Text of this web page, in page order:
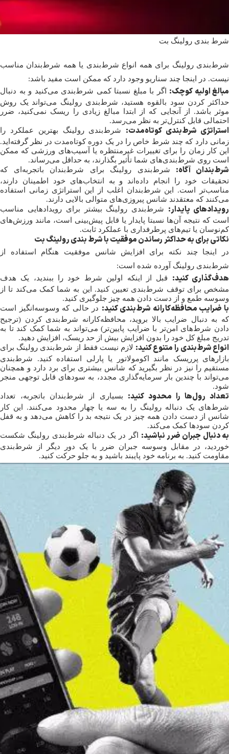
شرط بندی رولینگ بت
شرط‌بندی رولینگ برای همه انواع شرط‌بندی یا همه شرط‌بندان مناسب
نیست. در اینجا چند سناریو وجود دارد که ممکن است مفید باشد:
مبالغ اولیه کوچک: اگر با مبلغ نسبتا کمی شرط‌بندی می‌کنید و به دنبال
حداکثر کردن سود بالقوه هستید، شرط‌بندی رولینگ می‌تواند یک روش
موثر باشد. از آنجایی که از ابتدا مبالغ زیادی را ریسک نمی‌کنید، ضرر
احتمالی قابل کنترل‌تر به نظر می‌رسد.
استراتژی شرط‌بندی کوتاه‌مدت: شرط‌بندی رولینگ بهترین عملکرد را
زمانی دارد که چند شرط خاص را در یک دوره کوتاه‌مدت در نظر گرفته‌اید.
این کار زمان را برای تغییرات غیرمنتظره یا آسیب‌های ورزشی که ممکن
است روی شرط‌بندی‌های شما تأثیر بگذارند، به حداقل می‌رساند.
شرط‌بندان آگاه: شرط‌بندی رولینگ برای شرط‌بندان باتجربه‌ای که
تحقیقات خود را انجام داده‌اند و به انتخاب‌های خود اطمینان دارند،
مناسب‌تر است. این شرط‌بندان اغلب از این استراتژی زمانی استفاده
می‌کنند که معتقدند شانس پیروزی‌های متوالی بالایی دارند.
رویدادهای پایدار: شرط‌بندی رولینگ بیشتر برای رویدادهایی مناسب
است که نتیجه آن‌ها نسبتا پایدار یا قابل پیش‌بینی است، مانند ورزش‌های
کم‌نوسان یا تیم‌های پرطرفداری با عملکرد ثابت.
نکاتی برای به حداکثر رساندن موفقیت با شرط بندی رولینگ بت
در اینجا چند نکته برای افزایش شانس موفقیت هنگام استفاده از
شرط‌بندی رولینگ آورده شده است:
هدف‌گذاری کنید: قبل از اینکه اولین شرط خود را ببندید، یک هدف
مشخص برای توقف شرط‌بندی تعیین کنید. این به شما کمک می‌کند تا از
وسوسه طمع و از دست دادن همه چیز جلوگیری کنید.
با ضرایب محافظه‌کارانه شرط‌بندی کنید: در حالی که وسوسه‌انگیز است
که به دنبال ضرایب بالا بروید، محافظه‌کارانه شرط‌بندی کردن (ترجیح
دادن شرط‌های امن‌تر با ضرایب پایین‌تر) می‌تواند به شما کمک کند تا به
تدریج مبلغ کل خود را بدون افزایش بیش از حد ریسک، افزایش دهید.
انواع شرط‌بندی را متنوع کنید: لازم نیست فقط از شرط‌بندی رولینگ برای
بازارهای پرریسک مانند اکومولاتور یا پارلی استفاده کنید. شرط‌بندی
مستقیم را نیز در نظر بگیرید که شانس بیشتری برای برد دارد و همچنان
می‌تواند با چندین بار سرمایه‌گذاری مجدد، به سودهای قابل توجهی منجر
شود.
تعداد رول‌ها را محدود کنید: بسیاری از شرط‌بندان باتجربه، تعداد
شرط‌های یک دنباله رولینگ را به سه یا چهار محدود می‌کنند. این کار
شانس از دست دادن همه چیز در یک نتیجه بد را کاهش می‌دهد و به قفل
کردن سودها کمک می‌کند.
به دنبال جبران ضرر نباشید: اگر در یک دنباله شرط‌بندی رولینگ شکست
خوردید، در مقابل وسوسه جبران ضرر با یک دور دیگر از شرط‌بندی
مقاومت کنید. به برنامه خود پایبند باشید و به جلو حرکت کنید.